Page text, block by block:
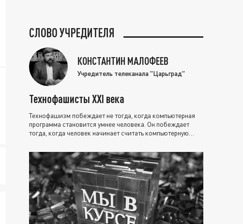
СЛОВО УЧРЕДИТЕЛЯ
КОНСТАНТИН МАЛОФЕЕВ
Учредитель телеканала "Царьград"
Технофашисты XXI века
Технофашизм побеждает не тогда, когда компьютерная
программа становится умнее человека. Он побеждает
тогда, когда человек начинает считать компьютерную